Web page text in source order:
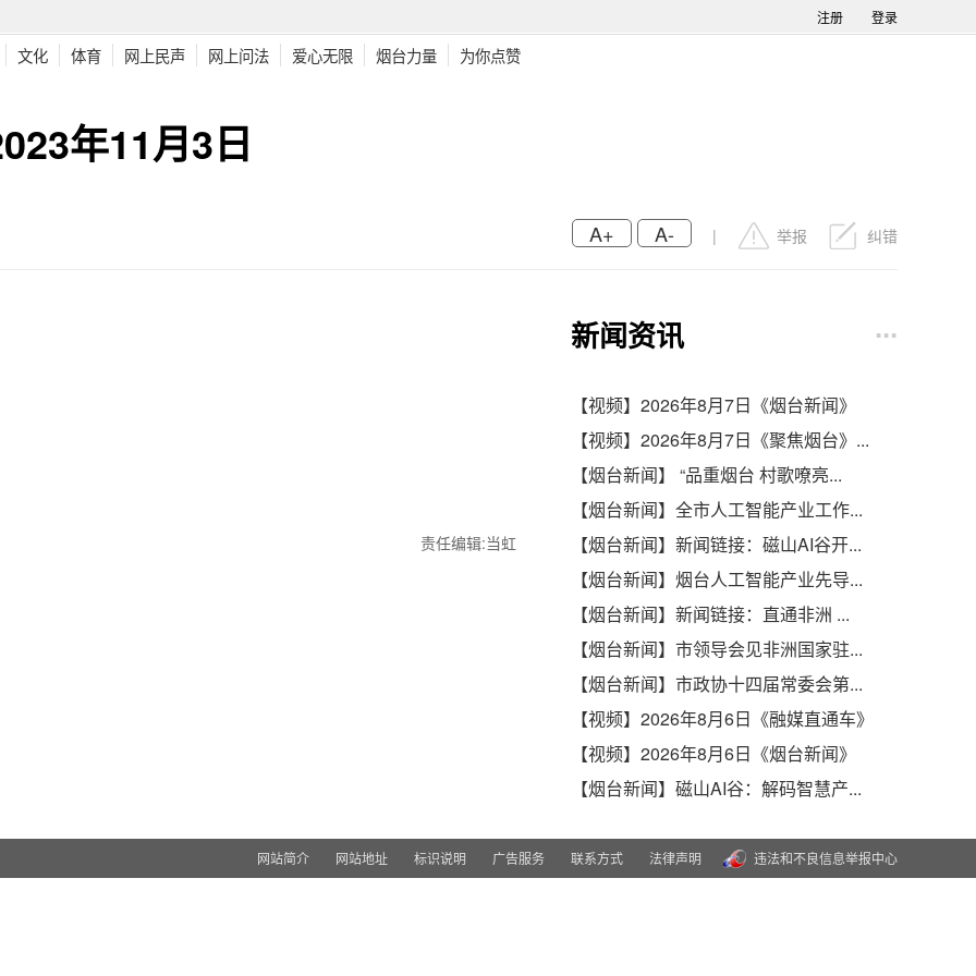
注册 登录
文化 体育 网上民声 网上问法 爱心无限 烟台力量 为你点赞
年11月3日
A+ A- | 举报 纠错
责任编辑:当虹
新闻资讯 ∙∙∙
【视频】2026年8月7日《烟台新闻》
【视频】2026年8月7日《聚焦烟台》...
【烟台新闻】 “品重烟台 村歌嘹亮...
【烟台新闻】全市人工智能产业工作...
【烟台新闻】新闻链接：磁山AI谷开...
【烟台新闻】烟台人工智能产业先导...
【烟台新闻】新闻链接：直通非洲 ...
【烟台新闻】市领导会见非洲国家驻...
【烟台新闻】市政协十四届常委会第...
【视频】2026年8月6日《融媒直通车》
【视频】2026年8月6日《烟台新闻》
【烟台新闻】磁山AI谷：解码智慧产...
网站简介 网站地址 标识说明 广告服务 联系方式 法律声明 违法和不良信息举报中心